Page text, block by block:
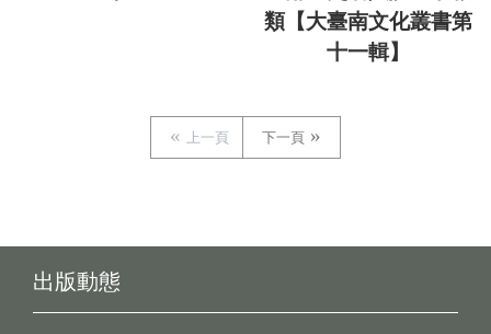
類【大臺南文化叢書第
十一輯】
上一頁 下一頁
出版動態